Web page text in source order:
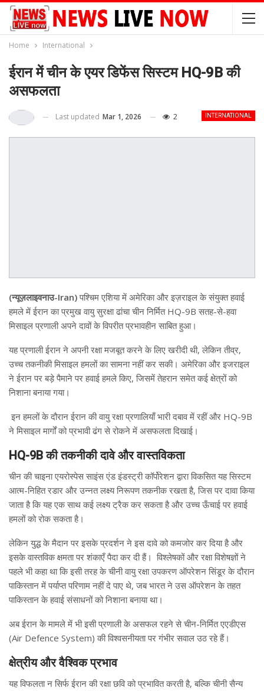
Home International
ईरान में चीन के एयर डिफेंस सिस्टम HQ-9B की
असफलता
INTERNATIONAL
Last updated Mar 1, 2026 2
(न्यूज़लाइवनाउ-Iran)पश्चिम एशिया में अमेरिका और इज़राइल के संयुक्त हवाई
हमले में ईरान का प्रमुख वायु सुरक्षा ढांचा चीन निर्मित HQ-9B सतह-से-हवा
मिसाइल प्रणाली अपने दावों के विपरीत प्रभावहीन साबित हुआ।
यह प्रणाली ईरान ने अपनी रक्षा मजबूत करने के लिए खरीदी थी, लेकिन तीव्र,
उच्च तकनीकी मिसाइल हमलों का सामना नहीं कर सकी। अमेरिका और इजराइल
ने ईरान पर बड़े पैमाने पर हवाई हमले किए, जिसमें तेहरान समेत कई क्षेत्रों को
निशाना बनाया गया।
इन हमलों के दौरान ईरान की वायु रक्षा प्रणालियाँ भारी दबाव में रहीं और HQ-9B
ने मिसाइल मार्गों को प्रभावी ढंग से रोकने में असफलता दिखाई।
HQ-9B की तकनीकी दावे और वास्तविकता
चीन की चाइना एयरोस्पेस साइंस एंड इंडस्ट्री कॉर्पोरेशन द्वारा विकसित यह सिस्टम
आत्म-निहित रडार और उन्नत लक्ष्य निरूपण तकनीक रखता है, जिस पर दावा किया
जाता है कि यह एक साथ कई लक्ष्य ट्रैक कर सकता है और उच्च ऊँचाई पर हवाई
हमलों को रोक सकता है।
लेकिन युद्ध के मैदान पर इसके प्रदर्शन ने इस दावे को कमजोर कर दिया है और
इसके वास्तविक क्षमता पर शंकाएँ पैदा कर दी हैं। विश्लेषकों और रक्षा विशेषज्ञों ने
पहले भी कहा था कि इसी तरह के चीनी वायु रक्षा उपकरण ऑपरेशन सिंडूर के दौरान
पाकिस्तान में पर्याप्त परिणाम नहीं दे पाए थे, जब भारत ने उस ऑपरेशन के तहत
पाकिस्तान के हवाई संसाधनों को निशाना बनाया था।
अब ईरान के मामले में भी इसी प्रणाली के असफल रहने से चीन-निर्मित एएडीएस
(Air Defence System) की विश्वसनीयता पर गंभीर सवाल उठ रहे हैं।
क्षेत्रीय और वैश्विक प्रभाव
यह विफलता न सिर्फ ईरान की रक्षा छवि को प्रभावित करती है, बल्कि चीनी सैन्य